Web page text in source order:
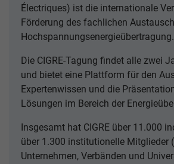
Électriques) ist die internationale
Förderung des fachlichen
Hochspannungsenergieübertragung.
Die CIGRE-Tagung findet alle zwei
und bietet eine Plattform für den
Expertenwissen und die
Lösungen im Bereich der
Insgesamt hat CIGRE über 11.000
über 1.300 institutionelle Mitglieder
Unternehmen, Verbänden und